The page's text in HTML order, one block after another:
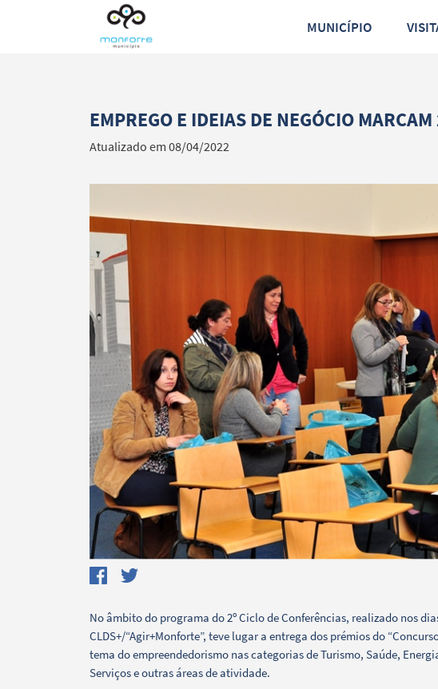
MUNICÍPIO
Termo de Pesquisa
EMPREGO E IDEIAS DE NEGÓCIO
Atualizado em 08/04/2022
No âmbito do programa do 2º Ciclo de Conferências, realizado nos
CLDS+/“Agir+Monforte”, teve lugar a entrega dos prémios do
tema do empreendedorismo nas categorias de Turismo, Saúde,
Serviços e outras áreas de atividade.